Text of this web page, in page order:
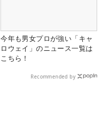
今年も男女プロが強い「キャ
ロウェイ」のニュース一覧は
こちら！
Recommended by